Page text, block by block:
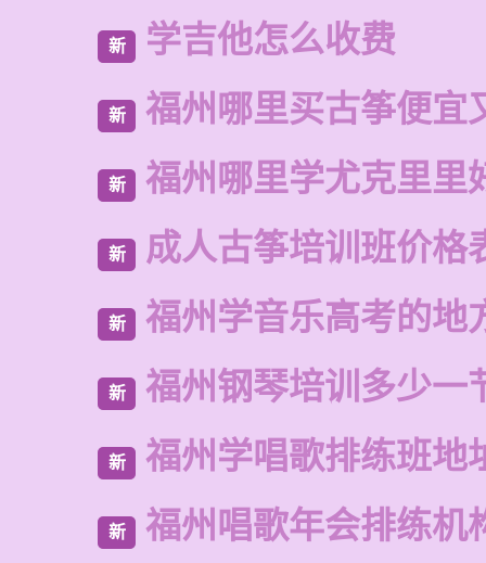
新 学吉他怎么收费
新 福州哪里买古筝便宜
新 福州哪里学尤克里里
新 成人古筝培训班价格
新 福州学音乐高考的地
新 福州钢琴培训多少一
新 福州学唱歌排练班地
新 福州唱歌年会排练机